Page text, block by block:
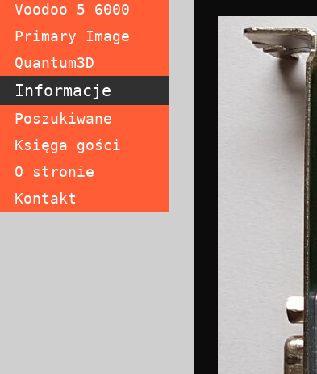
Voodoo 5 6000
Primary Image
Quantum3D
Informacje
Poszukiwane
Księga gości
O stronie
Kontakt